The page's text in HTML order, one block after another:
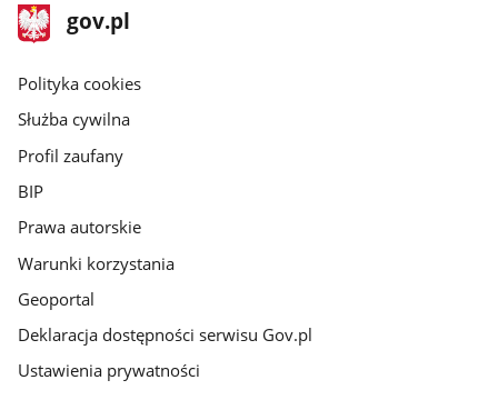
stopka
gov.pl
Strona
gov.pl
gov.pl
Polityka cookies
Służba cywilna
Profil zaufany
BIP
Prawa autorskie
Warunki korzystania
Geoportal
Deklaracja dostępności serwisu Gov.pl
Ustawienia prywatności